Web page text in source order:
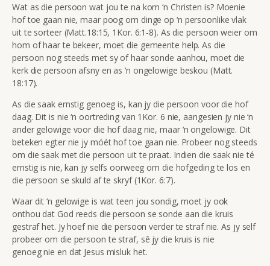
Wat as die persoon wat jou te na kom ‘n Christen is? Moenie
hof toe gaan nie, maar poog om dinge op ‘n persoonlike vlak
uit te sorteer (Matt.18:15, 1Kor. 6:1-8). As die persoon weier om
hom of haar te bekeer, moet die gemeente help. As die
persoon nog steeds met sy of haar sonde aanhou, moet die
kerk die persoon afsny en as ‘n ongelowige beskou (Matt.
18:17).
As die saak ernstig genoeg is, kan jy die persoon voor die hof
daag. Dit is nie ‘n oortreding van 1Kor. 6 nie, aangesien jy nie ‘n
ander gelowige voor die hof daag nie, maar ‘n ongelowige. Dit
beteken egter nie jy móét hof toe gaan nie. Probeer nog steeds
om die saak met die persoon uit te praat. Indien die saak nie té
ernstig is nie, kan jy selfs oorweeg om die hofgeding te los en
die persoon se skuld af te skryf (1Kor. 6:7).
Waar dit ‘n gelowige is wat teen jou sondig, moet jy ook
onthou dat God reeds die persoon se sonde aan die kruis
gestraf het. Jy hoef nie die persoon verder te straf nie. As jy self
probeer om die persoon te straf, sê jy die kruis is nie
genoeg nie en dat Jesus misluk het.